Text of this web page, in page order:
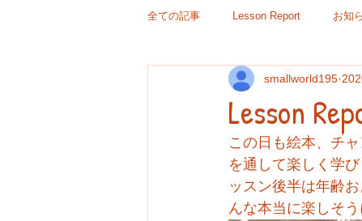
全ての記事 Lesson Report お知
Lesson
smallworld195
この日も絵本、チ
を通して楽しく学
ッスン後半は年齢
んな本当に楽しそ